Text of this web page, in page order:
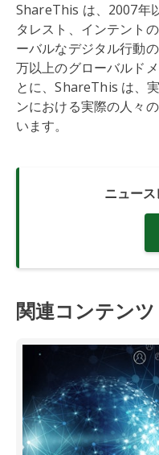
ShareThis は、2007年
タレスト、インテント
ーバルなデジタル行動
万以上のグローバルド
とに、ShareThis は、
ンにおける実際の人々
います。
ニュー
関連コンテンツ